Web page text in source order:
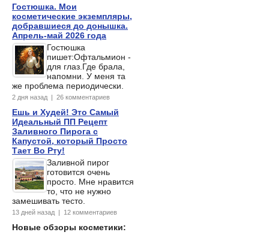
Гостюшка. Мои
косметические экземпляры,
добравшиеся до донышка.
Апрель-май 2026 года
Гостюшка
пишет:Офтальмион -
для глаз.Где брала,
напомни. У меня та
же проблема периодически.
2 дня назад | 26 комментариев
Ешь и Худей! Это Самый
Идеальный ПП Рецепт
Заливного Пирога с
Капустой, который Просто
Тает Во Рту!
Заливной пирог
готовится очень
просто. Мне нравится
то, что не нужно
замешивать тесто.
13 дней назад | 12 комментариев
Новые обзоры косметики: